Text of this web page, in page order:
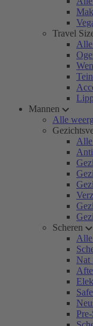
Travel
Alle
Mannen
Alle
Alle
Scheren
Alle
Nat